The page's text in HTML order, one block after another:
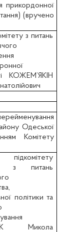
прикордонної
(вручено
з питань
КОЖЕМ’ЯКІН
Одеської
Комітету
з питань
політики та
Микола